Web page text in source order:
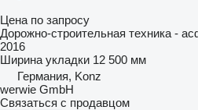
Цена по запросу
Дорожно-строительная техника -
2016
Ширина укладки 12 500 мм
Германия, Konz
werwie GmbH
Связаться с продавцом